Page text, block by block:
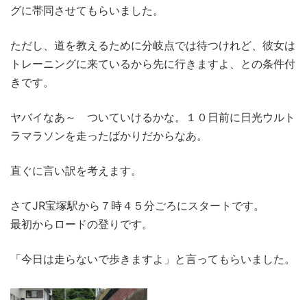
グに帯同させてもらいました。
ただし、道を教えるために分岐点では待つけれど、彼女は
トレーニングに来ているから先に行きますよ、との条件付
きです。
ヤバイなあ～ ついていけるかな。１０日前に日光ウルト
ラマラソンを走ったばかりだからなあ。
直ぐに言い訳を考えます。
さてJR宝塚駅から７時４５分ごろにスタートです。
最初からロードの登りです。
「今日は走らないで歩きますよ」と言ってもらいました。